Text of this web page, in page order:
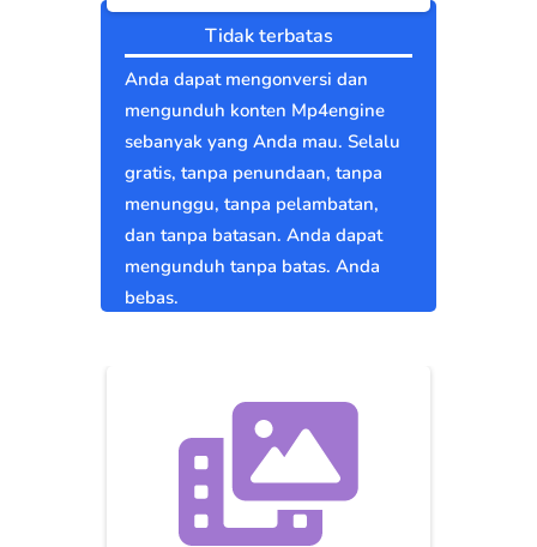
Tidak terbatas
Anda dapat mengonversi dan
mengunduh konten Mp4engine
sebanyak yang Anda mau. Selalu
gratis, tanpa penundaan, tanpa
menunggu, tanpa pelambatan,
dan tanpa batasan. Anda dapat
mengunduh tanpa batas. Anda
bebas.